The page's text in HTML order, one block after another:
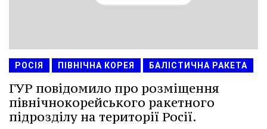
РОСІЯ ПІВНІЧНА КОРЕЯ БАЛІСТИЧНА РАКЕТА
ГУР повідомило про розміщення
північнокорейського ракетного
підрозділу на території Росії.